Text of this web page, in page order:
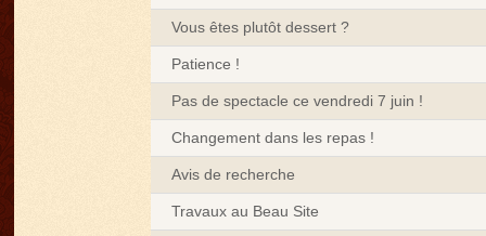
Vous êtes plutôt dessert ?
Patience !
Pas de spectacle ce vendredi 7 juin !
Changement dans les repas !
Avis de recherche
Travaux au Beau Site